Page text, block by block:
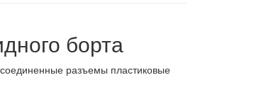
борта
разъемы пластиковые